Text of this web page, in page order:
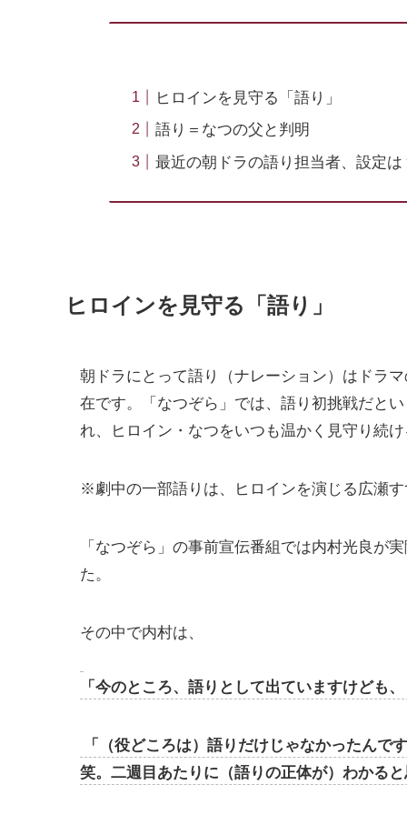
ヒロインを見守る「語り」
語り＝なつの父と判明
最近の朝ドラの語り担当者、設定は
ヒロインを見守る「語り」
朝ドラにとって語り（ナレーション）はドラ
在です。「なつぞら」では、語り初挑戦だと
れ、ヒロイン・なつをいつも温かく見守り続
※劇中の一部語りは、ヒロインを演じる広瀬
「なつぞら」の事前宣伝番組では内村光良が
た。
その中で内村は、
「今のところ、語りとして出ていますけども
「（役どころは）語りだけじゃなかったん
笑。二週目あたりに（語りの正体が）わかる